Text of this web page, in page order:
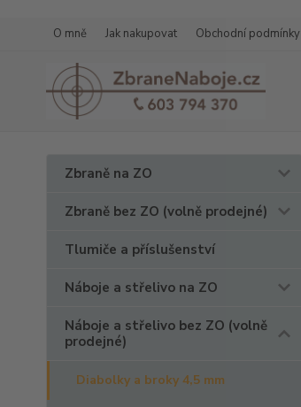
O mně Jak nakupovat Obchodní podmínky
Zbraně na ZO
Zbraně bez ZO (volně prodejné)
Tlumiče a příslušenství
Náboje a střelivo na ZO
Náboje a střelivo bez ZO (volně
prodejné)
Diabolky a broky 4,5 mm